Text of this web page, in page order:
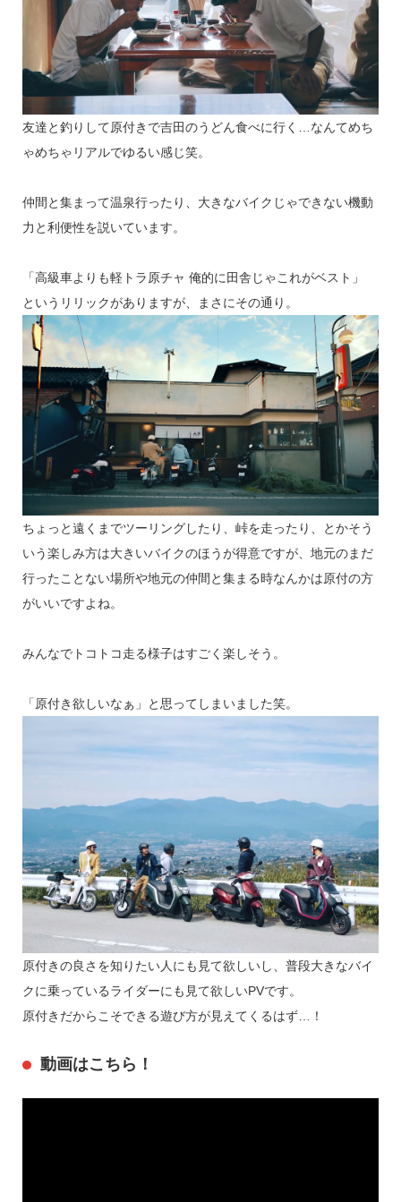
友達と釣りして原付きで吉田のうどん食べに行く…なんてめち
ゃめちゃリアルでゆるい感じ笑。
仲間と集まって温泉行ったり、大きなバイクじゃできない機動
力と利便性を説いています。
「高級車よりも軽トラ原チャ 俺的に田舎じゃこれがベスト」
というリリックがありますが、まさにその通り。
ちょっと遠くまでツーリングしたり、峠を走ったり、とかそう
いう楽しみ方は大きいバイクのほうが得意ですが、地元のまだ
行ったことない場所や地元の仲間と集まる時なんかは原付の方
がいいですよね。
みんなでトコトコ走る様子はすごく楽しそう。
「原付き欲しいなぁ」と思ってしまいました笑。
原付きの良さを知りたい人にも見て欲しいし、普段大きなバイ
クに乗っているライダーにも見て欲しいPVです。
原付きだからこそできる遊び方が見えてくるはず…！
動画はこちら！